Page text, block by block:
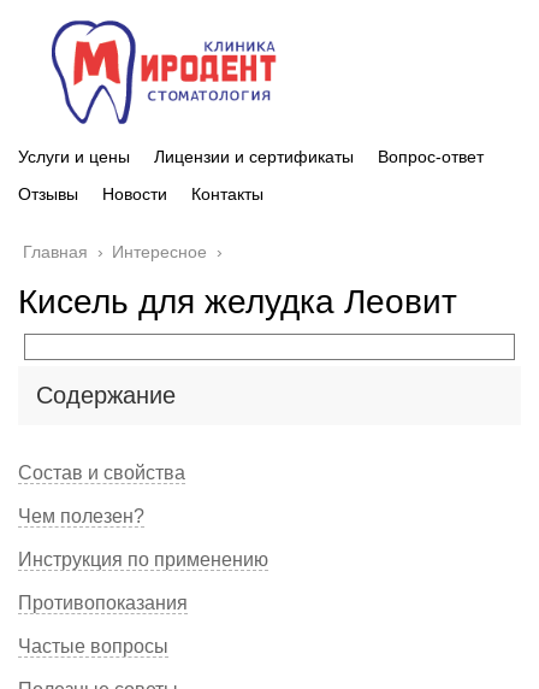
Услуги и цены Лицензии и сертификаты
Вопрос-ответ
Отзывы
Новости Контакты
Главная › Интересное ›
Кисель для желудка Леовит
Содержание
Состав и свойства
Чем полезен?
Инструкция по применению
Противопоказания
Частые вопросы